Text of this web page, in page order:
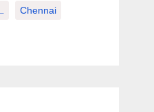
Chennai